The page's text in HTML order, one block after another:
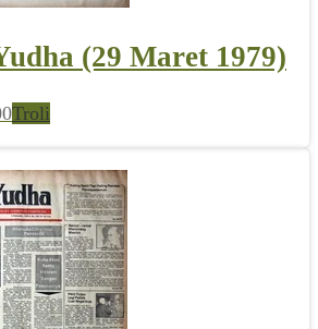
(29 Maret 1979)
Troli